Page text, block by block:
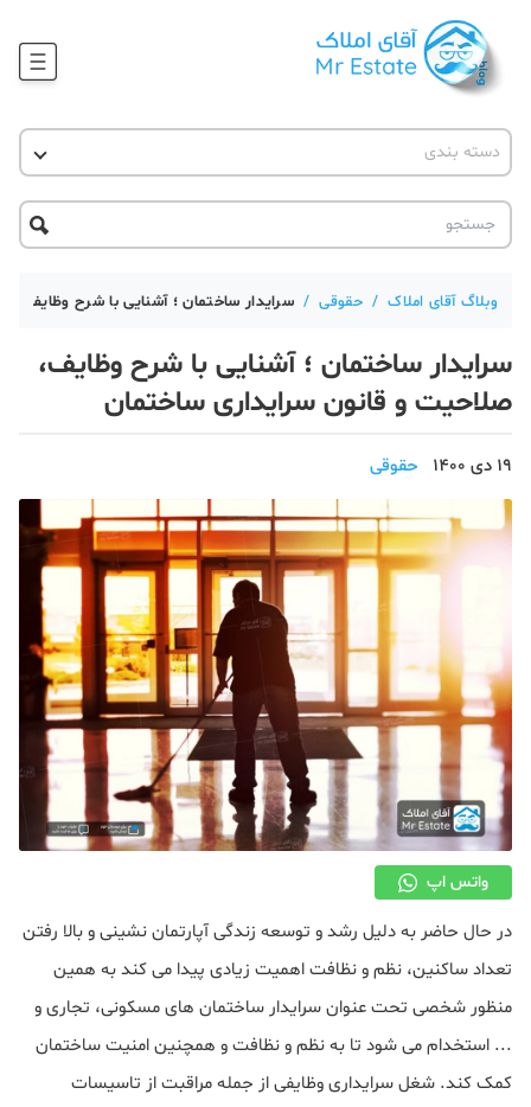
آموزش املاک
حقوقی
آکادمی
دسته بندی
آقای مشاور املاک
آکادمی آقای املاک
آموزش املاک
آموزش پلتفرم آقای املاک
تحلیل مسکن
دکوراسیون
محله گردی
معماری
ملکی
همایش و نمایشگاه
وبلاگ آقای املاک / حقوقی / سرایدار ساختمان ؛ آشنایی با شرح وظایف،
سرایدار ساختمان ؛ آشنایی با شرح وظایف،
صلاحیت و قانون سرایداری ساختمان
19 دی 1400 حقوقی
واتس اپ
در حال حاضر به دلیل رشد و توسعه زندگی آپارتمان نشینی و بالا رفتن
تعداد ساکنین، نظم و نظافت اهمیت زیادی پیدا می کند به همین
منظور شخصی تحت عنوان سرایدار ساختمان های مسکونی، تجاری و
... استخدام می شود تا به نظم و نظافت و همچنین امنیت ساختمان
کمک کند. شغل سرایداری وظایفی از جمله مراقبت از تاسیسات